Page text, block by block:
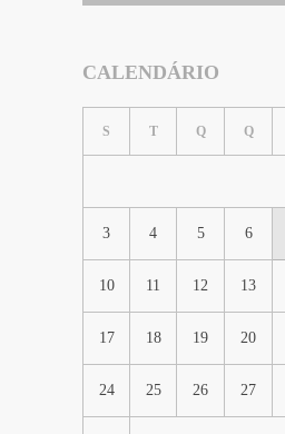
CALENDÁRIO
S T Q Q
3 4 5 6
10 11 12 13
17 18 19 20
24 25 26 27